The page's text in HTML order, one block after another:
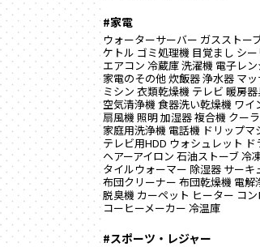
#家電
ウォーターサーバー ガスストー
ケトル ゴミ処理機 目覚まし シ
エアコン 冷蔵庫洗濯機 電子レン
家電のその他炊飯器浄水器 マ
ミシン 衣類乾燥機 テレビ 暖房
空気清浄機食器洗い乾燥機 ワイ
扇風機照明加湿器複合機 クー
家庭用洗浄機 電話機 ドリップマ
テレビ用HDD ウォシュレット
ヘアーアイロン 石油ストーブ冷
タイルウォーマー 除湿器 サーキ
布団クリーナー 布団乾燥機 電解
脱臭機 カーペット ヒーター コ
コーヒーメーカー 冷温庫
#スポーツ・レジャー